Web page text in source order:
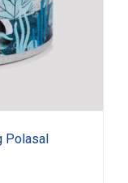
Polasal